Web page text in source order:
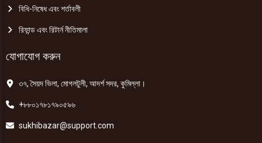
বিধি-নিষেধ এবং শর্তাবলী
রিফান্ড এবং রিটার্ন নীতিমালা
যোগাযোগ করুন
৩৭, সৈয়দ ভিলা, মোগলটুলী, আদর্শ সদর, কুমিল্লা।
+৮৮০১৭৮১৭৯০৫৯৬
sukhibazar@support.com